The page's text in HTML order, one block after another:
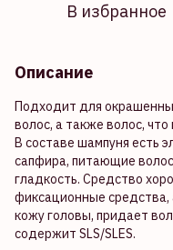
В избранное
Описание
Подходит для
волос, а также волос,
В составе шампуня есть
сапфира, питающие
гладкость. Средство
фиксационные средства,
кожу головы, придает
содержит SLS/SLES.